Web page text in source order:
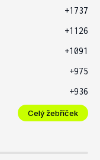
+1737
+1126
+1091
+975
+936
Celý žebříček